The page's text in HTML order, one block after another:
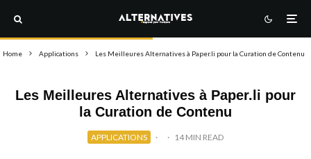
Home Applications Les Meilleures Alternatives à Paper.li pour la Curation de Contenu
Les Meilleures Alternatives à Paper.li pour
la Curation de Contenu
APPLICATIONS · · 14 MIN READ